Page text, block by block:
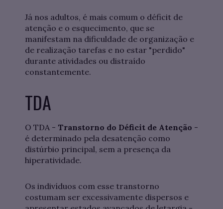
Já nos adultos, é mais comum o déficit de
atenção e o esquecimento, que se
manifestam na dificuldade de organização e
de realização tarefas e no estar "perdido"
durante atividades ou distraído
constantemente.
TDA
O TDA - Transtorno do Déficit de Atenção -
é determinado pela desatenção como
distúrbio principal, sem a presença da
hiperatividade.
Os indivíduos com esse transtorno
costumam ser excessivamente dispersos e